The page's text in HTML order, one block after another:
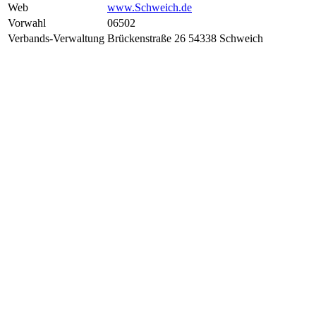
Web
www.Schweich.de
Vorwahl
06502
Verbands-Verwaltung Brückenstraße 26 54338 Schweich